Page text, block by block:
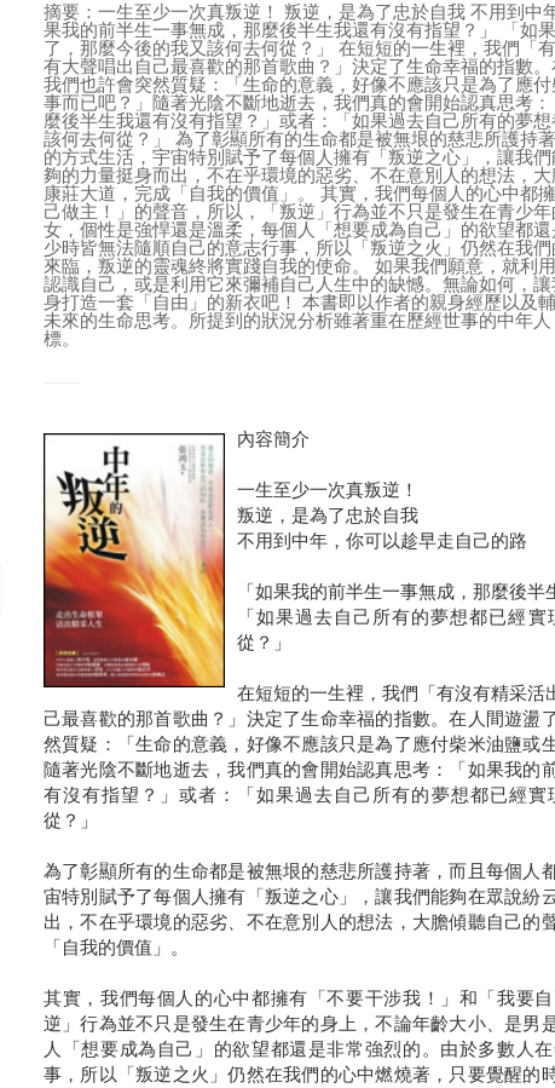
摘要：一生至少一次真叛逆！ 叛逆，是為了忠於自我 不用到中
果我的前半生一事無成，那麼後半生我還有沒有指望？」 「如
了，那麼今後的我又該何去何從？」 在短短的一生裡，我們「
有大聲唱出自己最喜歡的那首歌曲？」決定了生命幸福的指數
我們也許會突然質疑：「生命的意義，好像不應該只是為了應
事而已吧？」隨著光陰不斷地逝去，我們真的會開始認真思考
麼後半生我還有沒有指望？」或者：「如果過去自己所有的夢
該何去何從？」 為了彰顯所有的生命都是被無垠的慈悲所護持
的方式生活，宇宙特別賦予了每個人擁有「叛逆之心」，讓我
夠的力量挺身而出，不在乎環境的惡劣、不在意別人的想法，
康莊大道，完成「自我的價值」。 其實，我們每個人的心中都
己做主！」的聲音，所以，「叛逆」行為並不只是發生在青少
女，個性是強悍還是溫柔，每個人「想要成為自己」的欲望都
少時皆無法隨順自己的意志行事，所以「叛逆之火」仍然在我
來臨，叛逆的靈魂終將實踐自我的使命。 如果我們願意，就利
認識自己，或是利用它來彌補自己人生中的缺憾。無論如何，
身打造一套「自由」的新衣吧！ 本書即以作者的親身經歷以及
未來的生命思考。所提到的狀況分析雖著重在歷經世事的中年
標。
內容簡介
一生至少一次真叛逆！
叛逆，是為了忠於自我
不用到中年，你可以趁早走自己的路
「如果我的前半生一事無成，那麼後半
「如果過去自己所有的夢想都已經
從？」
在短短的一生裡，我們「有沒有精采活
己最喜歡的那首歌曲？」決定了生命幸福的指數。在人間遊盪
然質疑：「生命的意義，好像不應該只是為了應付柴米油鹽或
隨著光陰不斷地逝去，我們真的會開始認真思考：「如果我的
有沒有指望？」或者：「如果過去自己所有的夢想都已經
從？」
為了彰顯所有的生命都是被無垠的慈悲所護持著，而且每個人
宙特別賦予了每個人擁有「叛逆之心」，讓我們能夠在眾說紛
出，不在乎環境的惡劣、不在意別人的想法，大膽傾聽自己的
「自我的價值」。
其實，我們每個人的心中都擁有「不要干涉我！」和「我要
逆」行為並不只是發生在青少年的身上，不論年齡大小、是男
人「想要成為自己」的欲望都還是非常強烈的。由於多數人
事，所以「叛逆之火」仍然在我們的心中燃燒著，只要覺醒的